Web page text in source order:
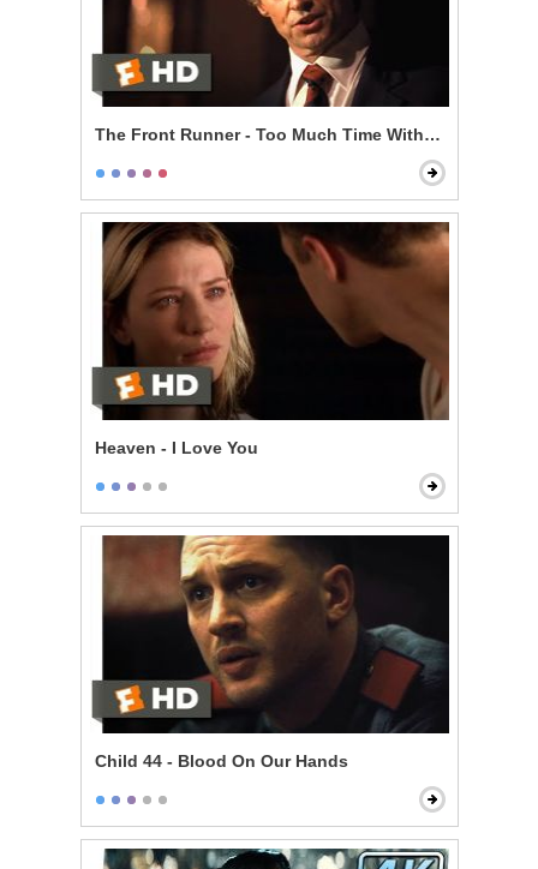
The Front Runner - Too Much Time With an
Heaven - I Love You
Child 44 - Blood On Our Hands